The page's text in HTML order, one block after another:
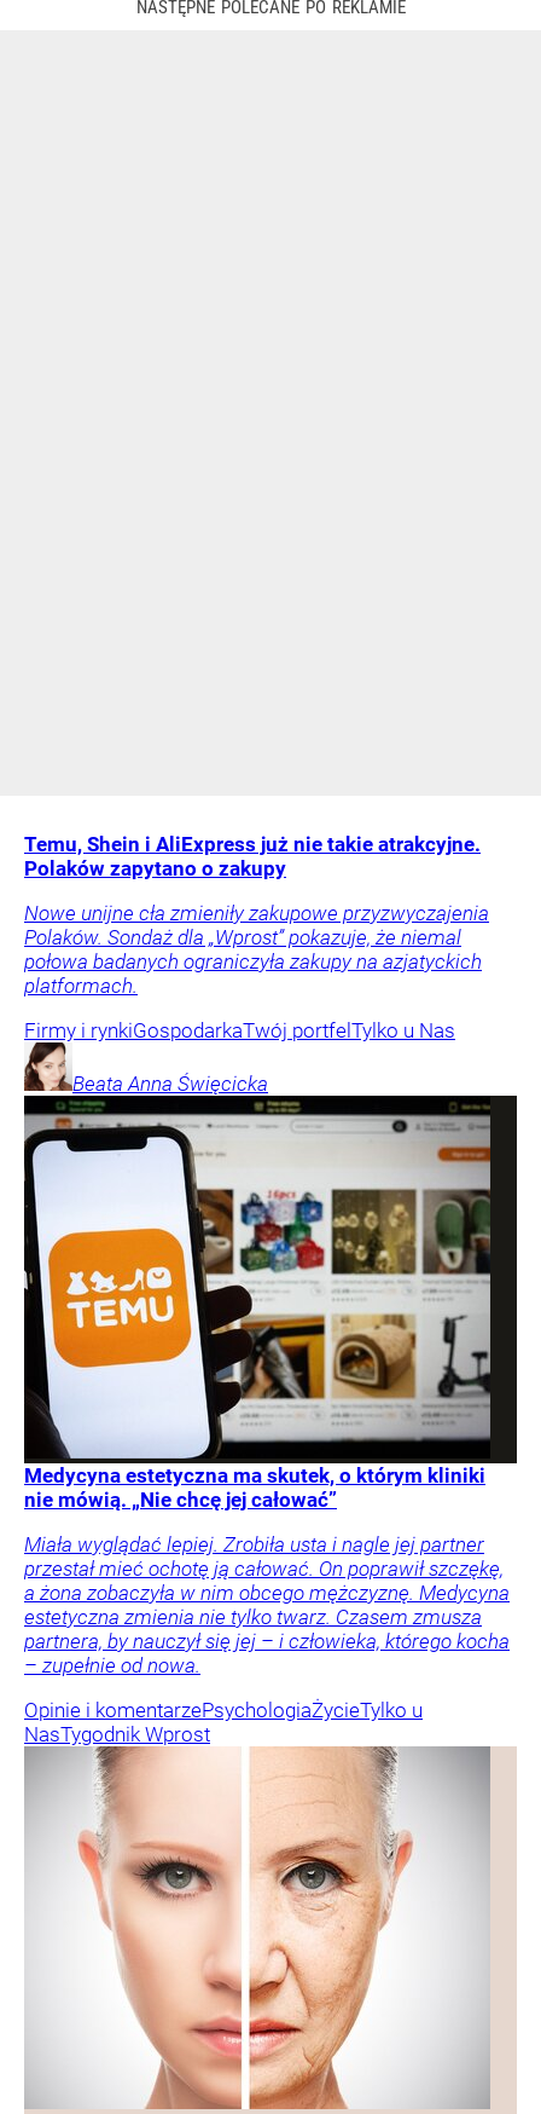
Temu, Shein i AliExpress już nie takie atrakcyjne.
Polaków zapytano o zakupy
Nowe unijne cła zmieniły zakupowe przyzwyczajenia
Polaków. Sondaż dla „Wprost” pokazuje, że niemal
połowa badanych ograniczyła zakupy na azjatyckich
platformach.
Firmy i rynkiGospodarkaTwój portfel Tylko u Nas
Beata Anna Święcicka
Medycyna estetyczna ma skutek, o którym kliniki
nie mówią. „Nie chcę jej całować”
Miała wyglądać lepiej. Zrobiła usta i nagle jej partner
przestał mieć ochotę ją całować. On poprawił szczękę,
a żona zobaczyła w nim obcego mężczyznę. Medycyna
estetyczna zmienia nie tylko twarz. Czasem zmusza
partnera, by nauczył się jej – i człowieka, którego kocha
– zupełnie od nowa.
Opinie i komentarzePsychologiaŻycieTylko u
NasTygodnik Wprost